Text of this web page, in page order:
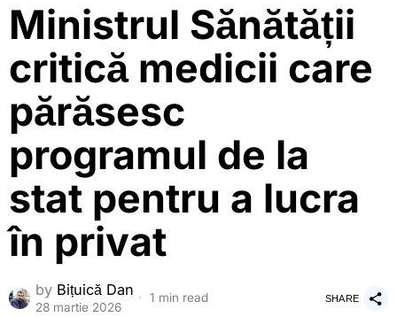
Ministrul Sănătății
critică medicii care
părăsesc
programul de la
stat pentru a lucra
în privat
by Bițuică Dan
28 martie 2026
1 min read SHARE